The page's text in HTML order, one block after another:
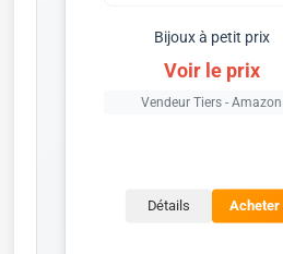
Bijoux à petit prix
Voir le prix
Vendeur Tiers - Amazon
Détails Acheter